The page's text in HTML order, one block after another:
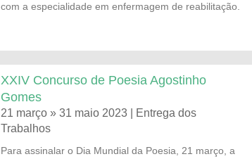
com a especialidade em enfermagem de reabilitação.
XXIV Concurso de Poesia Agostinho
Gomes
21 março » 31 maio 2023 | Entrega dos
Trabalhos
Para assinalar o Dia Mundial da Poesia, 21 março, a